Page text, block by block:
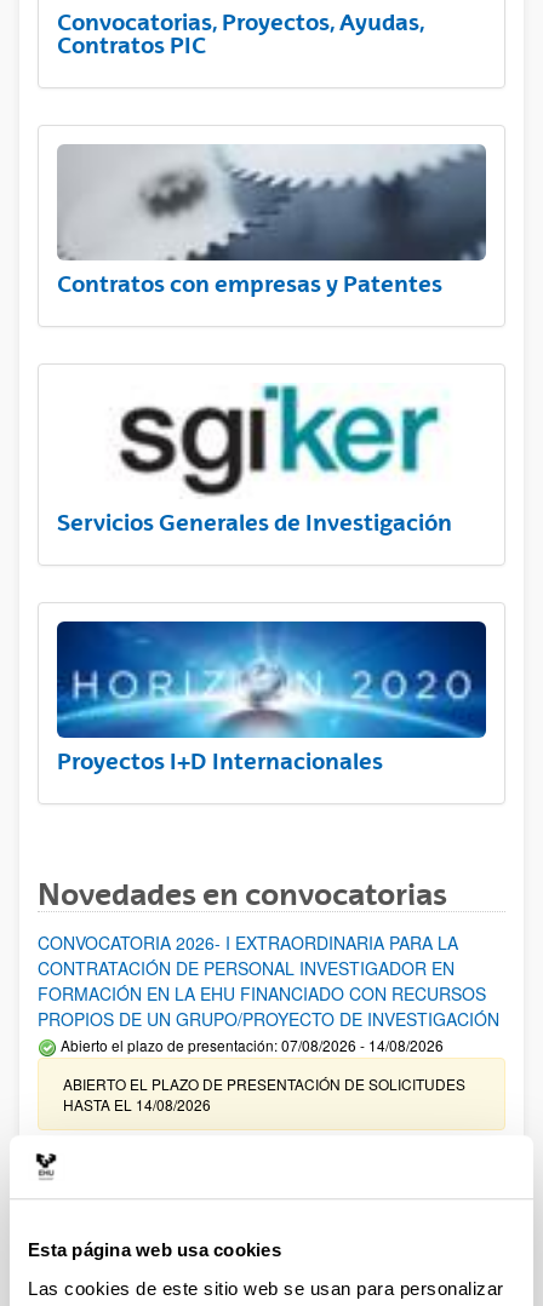
Esta página web usa cookies
Las cookies de este sitio web se usan para personalizar
Convocatorias, Proyectos, Ayudas,
Contratos PIC
Contratos con empresas y Patentes
Servicios Generales de Investigación
Proyectos I+D Internacionales
Novedades en convocatorias
CONVOCATORIA 2026- I EXTRAORDINARIA PARA LA
CONTRATACIÓN DE PERSONAL INVESTIGADOR EN
FORMACIÓN EN LA EHU FINANCIADO CON RECURSOS
PROPIOS DE UN GRUPO/PROYECTO DE INVESTIGACIÓN
Abierto el plazo de presentación: 07/08/2026 - 14/08/2026
ABIERTO EL PLAZO DE PRESENTACIÓN DE SOLICITUDES
HASTA EL 14/08/2026
Ayudas para financiación de la adquisición y renovación de
infraestructura científica y fondos bibliográficos en la
Trámite abierto
25/03/2026: Corrección de errores del listado provisional de
solicitudes admitidas y excluidas. 23/03/2026: Relación